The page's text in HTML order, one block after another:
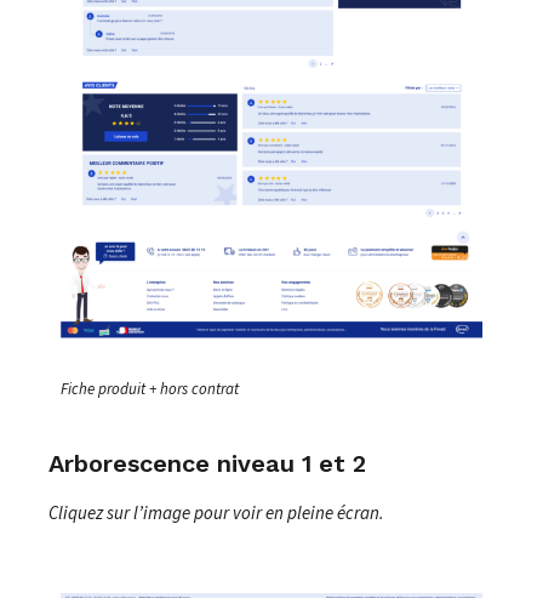
Fiche produit + hors contrat
Arborescence niveau 1 et 2
Cliquez sur l’image pour voir en pleine écran.